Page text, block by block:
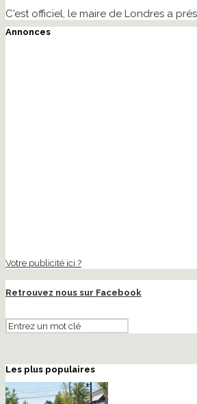
C'est officiel, le maire de Londres a
Annonces
Votre publicité ici ?
Retrouvez nous sur Facebook
Les plus populaires